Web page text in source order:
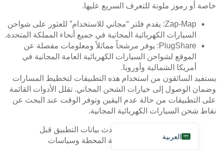
خاصة أو رموز ملونة للتعرف السريع عليها.
Zap-Map: يقدم فلتر “مجاني للاستخدام” للعثور على شواحن
السيارات الكهربائية المجانية في جميع أنحاء المملكة المتحدة.
PlugShare: يوفر مرشحاً مماثلاً ومعلومات مفصلة عن
الموقع لشواحن السيارات الكهربائية العامة المجانية في
أمريكا الشمالية وأوروبا.
يستفيد السائقون من استخدام هذه التطبيقات لتخطيط المسارات
وضمان الوصول إلى خيارات الشحن المجاني. تقلل الأدوات القائمة
على التطبيقات من حالة عدم اليقين وتوفر الوقت عند البحث عن
نقاط شحن السيارات الكهربائية المجانية.
ملاحظة: تحقق دائمًا من أحدث بيانات التطبيق قبل
الوصول، حيث قد تتغير حالة المحطة وسياسات
العربية
Español
Português
Русский
Français
Türkçe
Bahasa Indonesia
Deutsch